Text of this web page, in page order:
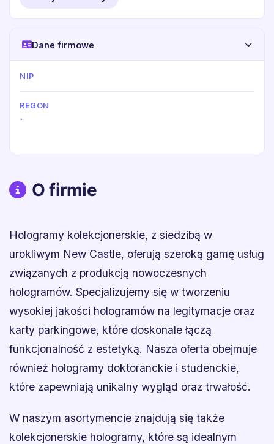
Dane firmowe
NIP
REGON
-
O firmie
Hologramy kolekcjonerskie, z siedzibą w
urokliwym New Castle, oferują szeroką gamę usług
związanych z produkcją nowoczesnych
hologramów. Specjalizujemy się w tworzeniu
wysokiej jakości hologramów na legitymacje oraz
karty parkingowe, które doskonale łączą
funkcjonalność z estetyką. Nasza oferta obejmuje
również hologramy doktoranckie i studenckie,
które zapewniają unikalny wygląd oraz trwałość.
W naszym asortymencie znajdują się także
kolekcjonerskie hologramy, które są idealnym